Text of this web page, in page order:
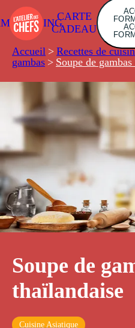
CARTE
CADEAU
Accueil > Recettes de
gambas > Soupe de
Soupe de
thaïlandaise
Cuisine Asiatique